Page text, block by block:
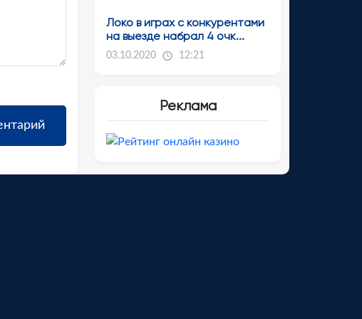
Локо в играх с конкурентами
на выезде набрал 4 очк...
03.10.2020 12:21
Реклама